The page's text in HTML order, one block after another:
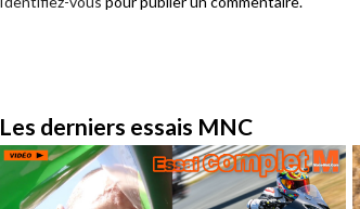
Les derniers essais MNC